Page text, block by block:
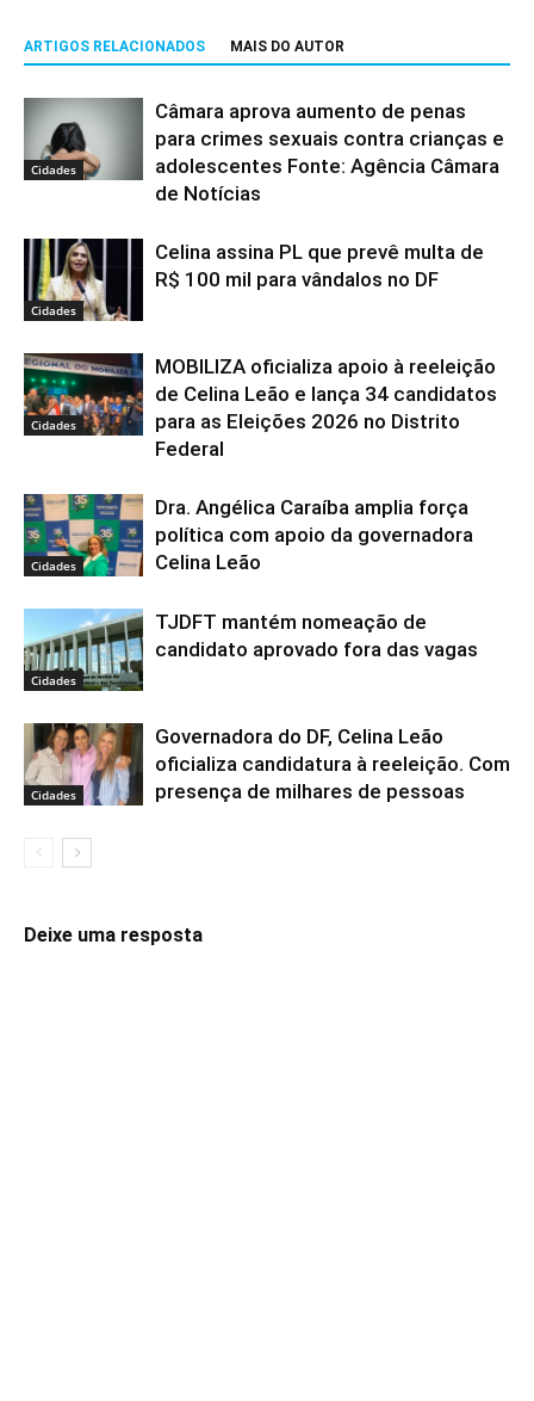
ARTIGOS RELACIONADOS MAIS DO AUTOR
Cidades
Câmara aprova aumento de penas
para crimes sexuais contra crianças e
adolescentes Fonte: Agência Câmara
de Notícias
Cidades
Celina assina PL que prevê multa de
R$ 100 mil para vândalos no DF
Cidades
MOBILIZA oficializa apoio à reeleição
de Celina Leão e lança 34 candidatos
para as Eleições 2026 no Distrito
Federal
Cidades
Dra. Angélica Caraíba amplia força
política com apoio da governadora
Celina Leão
Cidades
TJDFT mantém nomeação de
candidato aprovado fora das vagas
Cidades
Governadora do DF, Celina Leão
oficializa candidatura à reeleição. Com
presença de milhares de pessoas
Deixe uma resposta